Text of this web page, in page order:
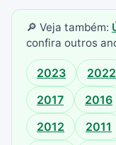
🔎 Veja também:
confira outros
2023 2022
2017
2016
2012
2011